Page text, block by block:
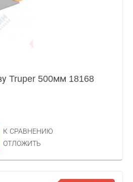
Truper 500мм 18168
К СРАВНЕНИЮ
ОТЛОЖИТЬ